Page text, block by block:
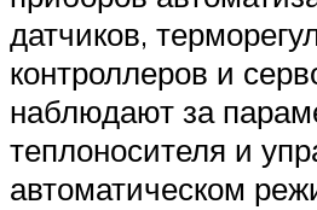
датчиков,
контроллеров и
наблюдают за
теплоносителя и
автоматическом